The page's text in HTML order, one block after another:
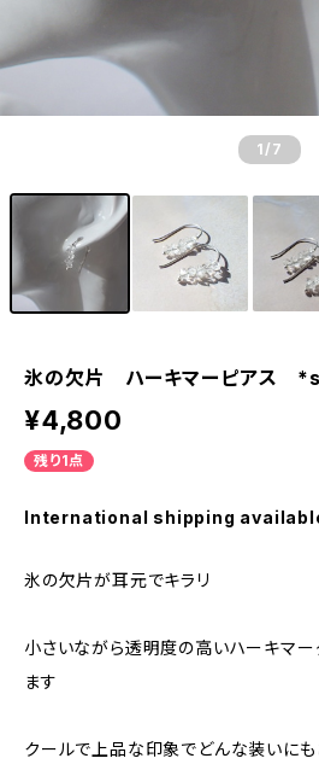
1 /7
氷の欠片 ハーキマーピアス
¥4,800
残り1点
International shipping
氷の欠片が耳元でキラリ
小さいながら透明度の高いハーキマー
ます
クールで上品な印象でどんな装いにも